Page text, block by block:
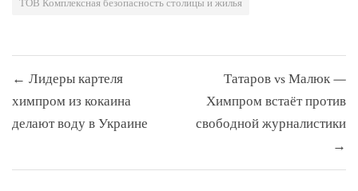
ТОВ Комплексная безопасность столицы и жилья
по
записям
← Лидеры картеля
химпром из кокаина
делают воду в Украине
Татаров vs Малюк —
Химпром встаёт против
свободной журналистики
→